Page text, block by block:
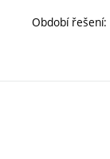
Období řešení: